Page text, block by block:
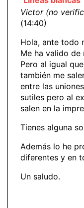
Victor (no
(14:40)
Hola, ante todo
Me ha valido de
Pero al igual
también me
entre las
sutiles pero al
salen en la
Tienes alguna
Además lo he
diferentes y en
Un saludo.